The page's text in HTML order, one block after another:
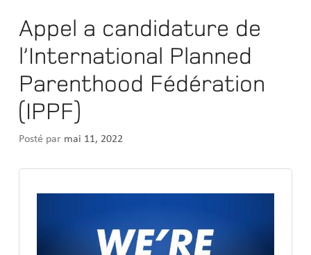
Appel a candidature de
l’International Planned
Parenthood Fédération
(IPPF)
Posté par mai 11, 2022